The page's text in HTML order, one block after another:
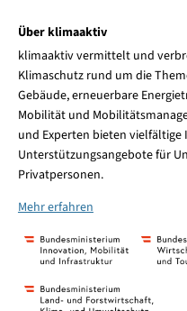
Über klimaaktiv
klimaaktiv vermittelt und
Klimaschutz rund um die
Gebäude, erneuerbare
Mobilität und
und Experten bieten
Unterstützungsangebote für
Privatpersonen.
Mehr erfahren